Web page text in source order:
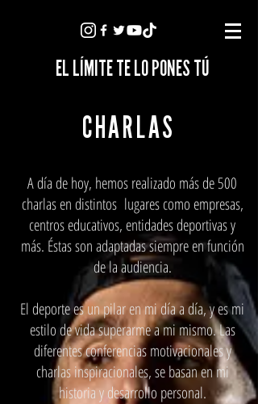
EL LÍMITE TE LO PONES TÚ
CHARLAS
A día de hoy, hemos realizado más de 500
charlas en distintos lugares como empresas,
centros educativos, entidades deportivas y
más. Éstas son adaptadas siempre en función
de la audiencia.
El deporte es un pilar en mi día a día, y es mi
estilo de vida superarme a mi mismo. Las
diferentes conferencias motivacionales y
charlas inspiracionales, se basan en mi
historia y desarrollo personal.